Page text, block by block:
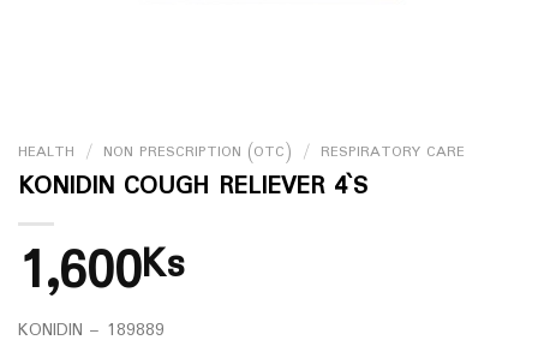
HEALTH / NON PRESCRIPTION (OTC) / RESPIRATORY CARE
KONIDIN COUGH RELIEVER 4`S
1,600Ks
KONIDIN – 189889